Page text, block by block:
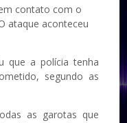
contato com o
ataque aconteceu
que a polícia tenha
segundo as
as garotas que